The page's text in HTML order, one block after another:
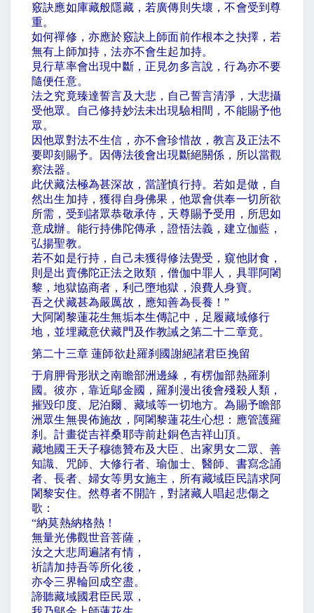
竅訣應如庫藏般隱藏，若廣傳則失壞，不會受到尊
重。
如何禪修，亦應於竅訣上師面前作根本之抉擇，若
無有上師加持，法亦不會生起加持。
見行草率會出現中斷，正見勿多言說，行為亦不要
隨便任意。
法之究竟臻達誓言及大悲，自己誓言清淨，大悲攝
受他眾。自己修持妙法未出現驗相間，不能賜予他
眾。
因他眾對法不生信，亦不會珍惜故，教言及正法不
要即刻賜予。因傳法後會出現斷絕關係，所以當觀
察法器。
此伏藏法極為甚深故，當謹慎行持。若如是做，自
然出生加持，獲得自身佛果，他眾會供奉一切所欲
所需，受到諸眾恭敬承侍，天尊賜予受用，所思如
意成辦。能行持佛陀傳承，證悟法義，建立伽藍，
弘揚聖教。
若不如是行持，自己未獲得修法覺受，窺他財食，
則是出賣佛陀正法之敗類，僧伽中罪人，具罪阿闍
黎，地獄協商者，利己墮地獄，浪費人身寶。
吾之伏藏甚為嚴厲故，應知善為長養！”
大阿闍黎蓮花生無垢本生傳記中，足履藏域修行
地，並埋藏意伏藏門及作教誡之第二十二章竟。
第二十三章 蓮師欲赴羅刹國謝絕諸君臣挽留
于肩胛骨形狀之南瞻部洲邊緣，有楞伽部熱羅刹
國。彼亦，靠近鄔金國，羅刹漫出後會殘殺人類，
摧毀印度、尼泊爾、藏域等一切地方。為賜予瞻部
洲眾生無畏佈施故，阿闍黎蓮花生心想：應管護羅
刹。計畫從吉祥桑耶寺前赴銅色吉祥山頂。
藏地國王天子穆德贊布及大臣、出家男女二眾、善
知識、咒師、大修行者、瑜伽士、醫師、書寫念誦
者、長者、婦女等男女施主，所有藏域臣民請求阿
闍黎安住。然尊者不開許，對諸藏人唱起悲傷之
歌：
“納莫熱納格熱！
無量光佛觀世音菩薩，
汝之大悲周遍諸有情，
祈請加持吾等所化後，
亦令三界輪回成空盡。
諦聽藏域國君臣民眾，